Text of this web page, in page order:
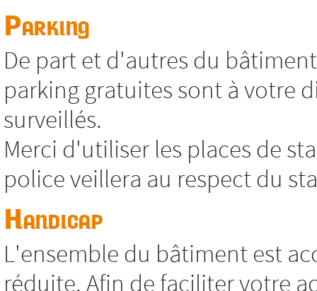
Parking
De part et d'autres du
parking gratuites sont à votre
surveillés.
Merci d'utiliser les places de
police veillera au respect du
Handicap
L'ensemble du bâtiment est
réduite. Afin de faciliter votre